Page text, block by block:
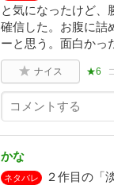
と気になったけど、
確信した。お腹に詰
ーと思う。面白かっ
ナイス ★6
かな
ネタバレ
２作目の「